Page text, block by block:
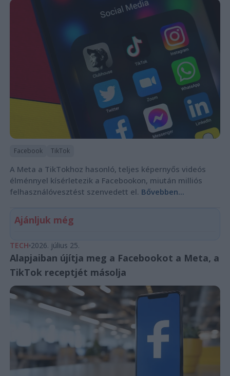
Facebook TikTok
A Meta a TikTokhoz hasonló, teljes képernyős videós
élménnyel kísérletezik a Facebookon, miután milliós
felhasználóvesztést szenvedett el. Bővebben...
Ajánljuk még
TECH 2026. július 25.
Alapjaiban újítja meg a Facebookot a Meta, a
TikTok receptjét másolja